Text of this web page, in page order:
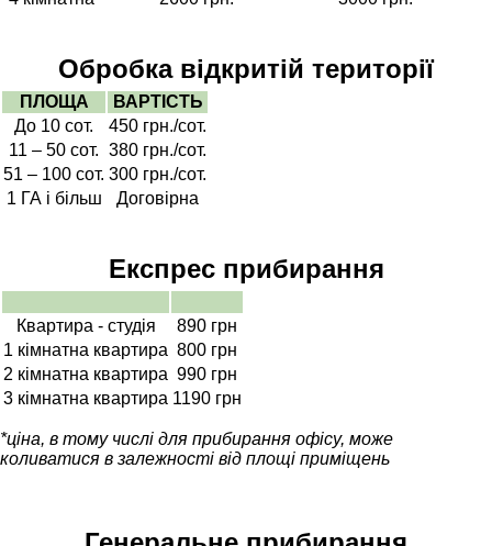
Обробка відкритій території
ПЛОЩА
ВАРТІСТЬ
До 10 сот.
450 грн./сот.
11 – 50 сот. 380 грн./сот.
51 – 100 сот. 300 грн./сот.
1 ГА і більш
Договірна
Експрес прибирання
Квартира - студія
890 грн
1 кімнатна квартира 800 грн
2 кімнатна квартира 990 грн
3 кімнатна квартира 1190 грн
*ціна, в тому числі для прибирання офісу, може
коливатися в залежності від площі приміщень